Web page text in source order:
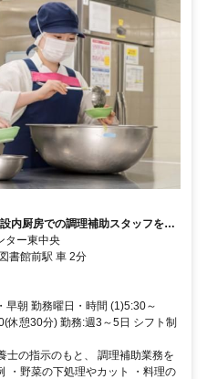
内厨房での調理補助スタッフを募
ター東中央
書館前駅 車 2分
早朝 勤務曜日・時間 (1)5:30～
休憩30分) 勤務:週3～5日 シフト制
士の指示のもと、 調理補助業務を
・野菜の下処理やカット ・料理の